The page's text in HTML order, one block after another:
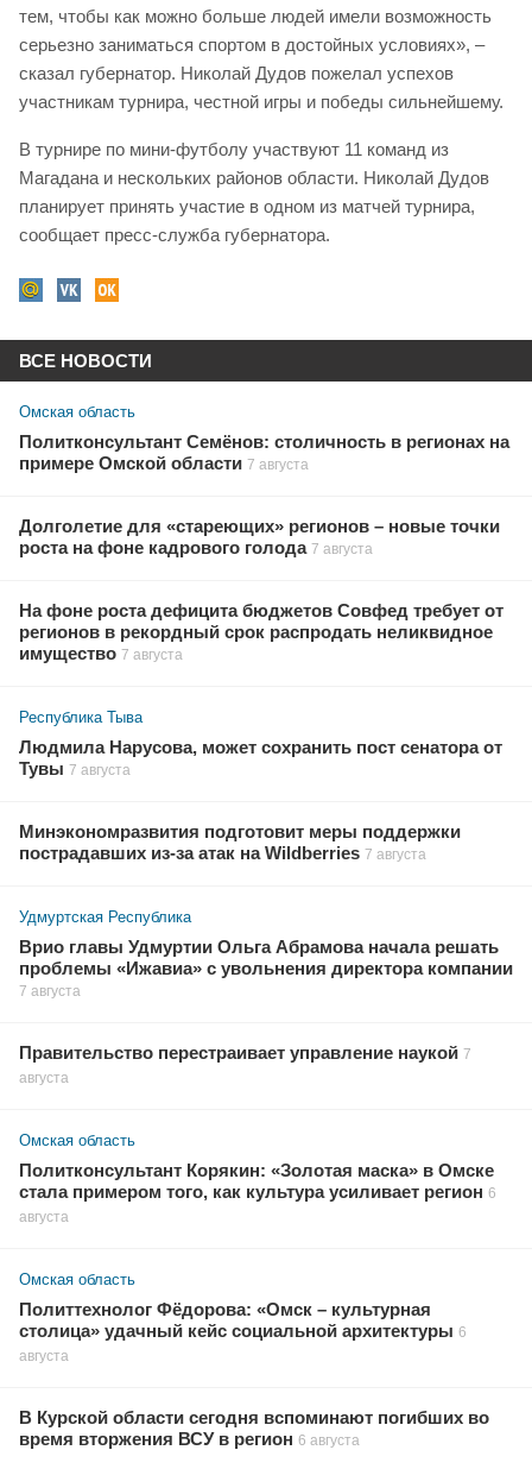
тем, чтобы как можно больше людей имели возможность
серьезно заниматься спортом в достойных условиях», –
сказал губернатор. Николай Дудов пожелал успехов
участникам турнира, честной игры и победы сильнейшему.
В турнире по мини-футболу участвуют 11 команд из
Магадана и нескольких районов области. Николай Дудов
планирует принять участие в одном из матчей турнира,
сообщает пресс-служба губернатора.
ВСЕ НОВОСТИ
Омская область
Политконсультант Семёнов: столичность в регионах на
примере Омской области 7 августа
Долголетие для «стареющих» регионов – новые точки
роста на фоне кадрового голода 7 августа
На фоне роста дефицита бюджетов Совфед требует от
регионов в рекордный срок распродать неликвидное
имущество 7 августа
Республика Тыва
Людмила Нарусова, может сохранить пост сенатора от
Тувы 7 августа
Минэкономразвития подготовит меры поддержки
пострадавших из-за атак на Wildberries 7 августа
Удмуртская Республика
Врио главы Удмуртии Ольга Абрамова начала решать
проблемы «Ижавиа» с увольнения директора компании
7 августа
Правительство перестраивает управление наукой 7
августа
Омская область
Политконсультант Корякин: «Золотая маска» в Омске
стала примером того, как культура усиливает регион 6
августа
Омская область
Политтехнолог Фёдорова: «Омск – культурная
столица» удачный кейс социальной архитектуры 6
августа
В Курской области сегодня вспоминают погибших во
время вторжения ВСУ в регион 6 августа